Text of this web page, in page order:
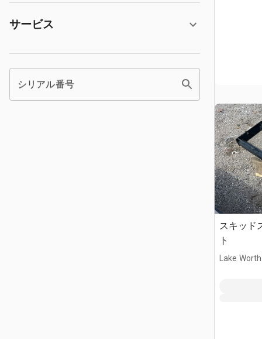
サービス
シリアル番号
スキッド
ト
Lake